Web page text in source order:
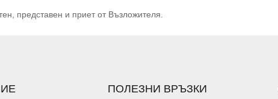
представен и приет от Възложителя.
ПОЛЕЗНИ ВРЪЗКИ